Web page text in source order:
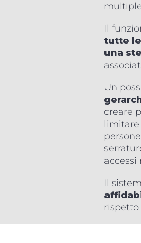
Il
tutte
una
Un
creare
limitare
accessi
Il